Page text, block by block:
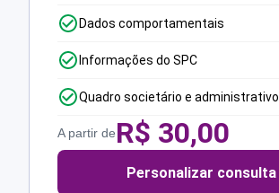
Dados comportamentais
Informações do SPC
Quadro societário e administrativo
A partir deR$ 30,00
Personalizar consulta